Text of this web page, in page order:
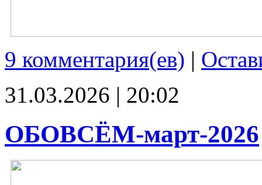
9 комментария(ев) |
31.03.2026 | 20:02
ОБОВСЁМ-март-2026